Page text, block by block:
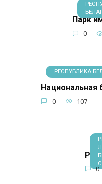
Парк
0
РЕСПУБЛИКА
Национальная
0 107
0